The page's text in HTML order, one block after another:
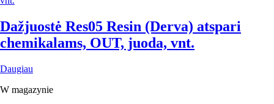
Dažjuostė Res05 Resin (Derva) atspari
chemikalams, OUT, juoda, vnt.
Daugiau
W magazynie